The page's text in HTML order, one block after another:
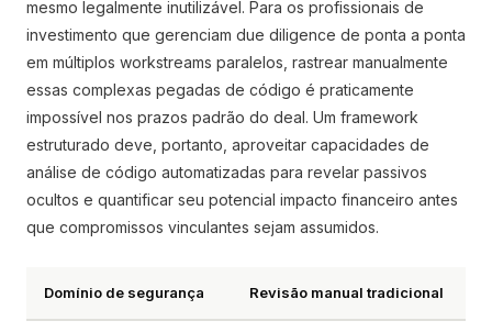
mesmo legalmente inutilizável. Para os profissionais de
investimento que gerenciam due diligence de ponta a ponta
em múltiplos workstreams paralelos, rastrear manualmente
essas complexas pegadas de código é praticamente
impossível nos prazos padrão do deal. Um framework
estruturado deve, portanto, aproveitar capacidades de
análise de código automatizadas para revelar passivos
ocultos e quantificar seu potencial impacto financeiro antes
que compromissos vinculantes sejam assumidos.
Domínio de segurança Revisão manual tradicional